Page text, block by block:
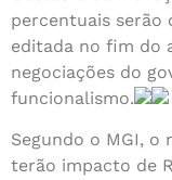
percentuais serão
editada no fim do
negociações do
funcionalismo.
Segundo o MGI, o
terão impacto de